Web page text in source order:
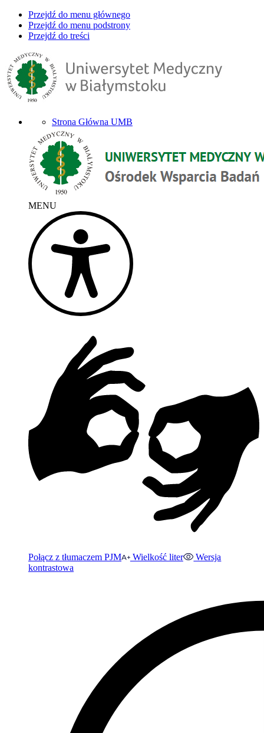
Przejdź do menu głównego
Przejdź do menu podstrony
Przejdź do treści
Strona Główna UMB
MENU
Połącz z tłumaczem PJM Wielkość liter
Wersja
kontrastowa